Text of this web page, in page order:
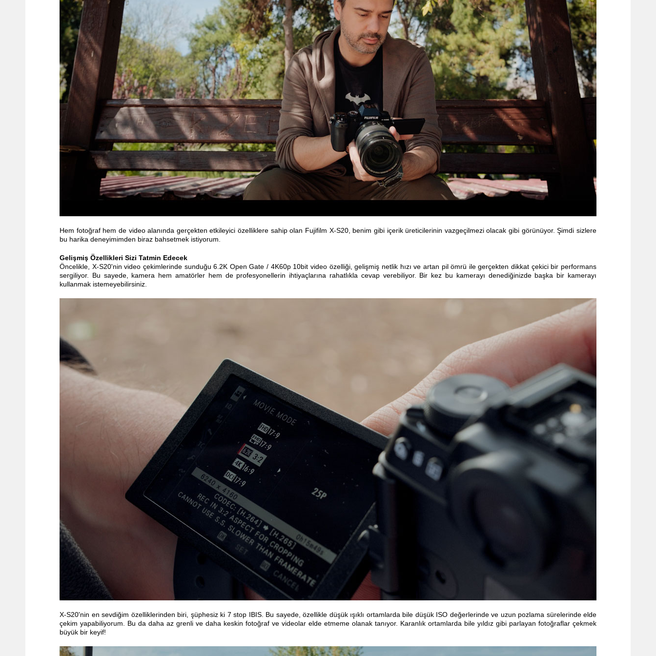
Hem fotoğraf hem de video alanında gerçekten etkileyici özelliklere sahip olan Fujifilm X-S20, benim gibi içerik üreticilerinin vazgeçilmezi olacak gibi görünüyor. Şimdi sizlere
bu harika deneyimimden biraz bahsetmek istiyorum.
Gelişmiş Özellikleri Sizi Tatmin Edecek
Öncelikle, X-S20'nin video çekimlerinde sunduğu 6.2K OpenGate / 4K60p 10bit video özelliği, gelişmiş netlik hızı ve artan pil ömrü ile gerçekten dikkat çekici bir performans
sergiliyor. Bu sayede, kamera hem amatörler hem de profesyonellerin ihtiyaçlarına rahatlıkla cevap verebiliyor. Bir kez bu kamerayı denediğinizde başka bir kamerayı
kullanmak istemeyebilirsiniz.
X-S20'nin en sevdiğim özelliklerinden biri, şüphesiz ki 7 stop IBIS. Bu sayede, özellikle düşük ışıklı ortamlarda bile düşük ISO değerlerinde ve uzun pozlama sürelerinde elde
çekim yapabiliyorum. Bu da daha az grenli ve daha keskin fotoğraf ve videolar elde etmeme olanak tanıyor. Karanlık ortamlarda bile yıldız gibi parlayan fotoğraflar çekmek
büyük bir keyif!